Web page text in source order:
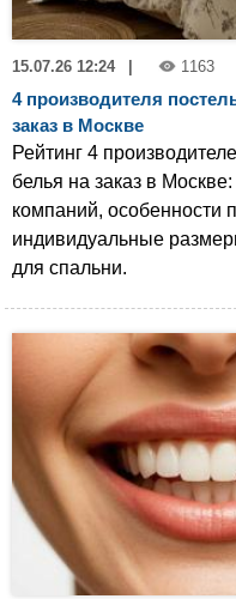
15.07.26 12:24 1163
4 производителя
заказ в Москве
Рейтинг 4
белья на заказ в
компаний, особенности
индивидуальные
для спальни.